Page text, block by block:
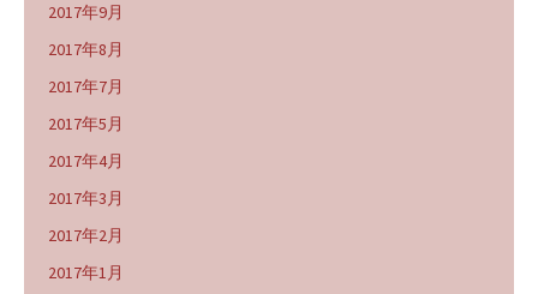
2017年9月
2017年8月
2017年7月
2017年5月
2017年4月
2017年3月
2017年2月
2017年1月